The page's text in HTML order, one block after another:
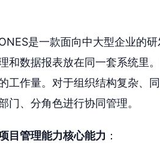
是一款面向中大型企业的
和数据报表放在同一套系统里
工作量。对于组织结构复杂、
门、分角色进行协同管理。
目管理能力核心能力 ：